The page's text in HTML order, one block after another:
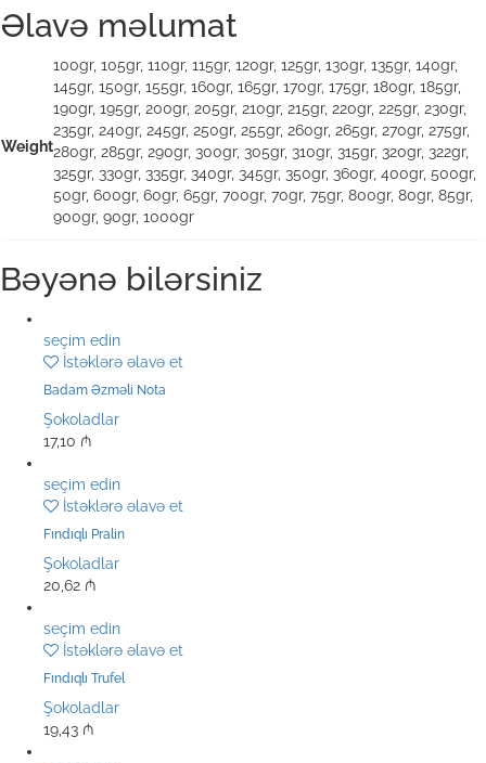
Əlavə məlumat
Weight
100gr, 105gr, 110gr, 115gr, 120gr, 125gr, 130gr, 135gr, 140gr,
145gr, 150gr, 155gr, 160gr, 165gr, 170gr, 175gr, 180gr, 185gr,
190gr, 195gr, 200gr, 205gr, 210gr, 215gr, 220gr, 225gr, 230gr,
235gr, 240gr, 245gr, 250gr, 255gr, 260gr, 265gr, 270gr, 275gr,
280gr, 285gr, 290gr, 300gr, 305gr, 310gr, 315gr, 320gr, 322gr,
325gr, 330gr, 335gr, 340gr, 345gr, 350gr, 360gr, 400gr, 500gr,
50gr, 600gr, 60gr, 65gr, 700gr, 70gr, 75gr, 800gr, 80gr, 85gr,
900gr, 90gr, 1000gr
Bəyənə bilərsiniz
seçim edin
İstəklərə əlavə et
Badam Əzməli Nota
Şokoladlar
17,10 ₼
seçim edin
İstəklərə əlavə et
Fındıqlı Pralin
Şokoladlar
20,62 ₼
seçim edin
İstəklərə əlavə et
Fındıqlı Trufel
Şokoladlar
19,43 ₼